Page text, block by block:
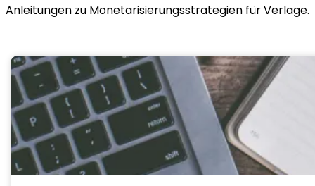
Anleitungen zu Monetarisierungsstrategien für Verlage.